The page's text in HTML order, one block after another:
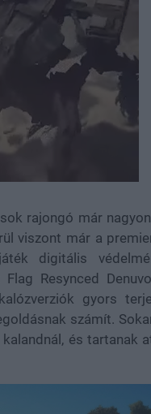
rajongó már
viszont már a
digitális
Resynced
gyors
számít.
és tartanak